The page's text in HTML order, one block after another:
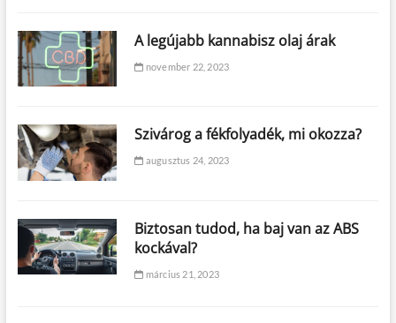
A legújabb kannabisz olaj árak
november 22, 2023
Szivárog a fékfolyadék, mi okozza?
augusztus 24, 2023
Biztosan tudod, ha baj van az ABS
kockával?
március 21, 2023